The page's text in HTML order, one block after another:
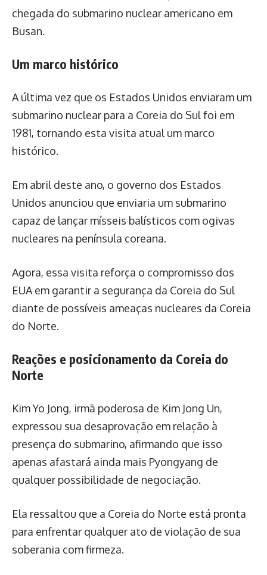
chegada do submarino nuclear americano em
Busan.
Um marco histórico
A última vez que os Estados Unidos enviaram um
submarino nuclear para a Coreia do Sul foi em
1981, tornando esta visita atual um marco
histórico.
Em abril deste ano, o governo dos Estados
Unidos anunciou que enviaria um submarino
capaz de lançar mísseis balísticos com ogivas
nucleares na península coreana.
Agora, essa visita reforça o compromisso dos
EUA em garantir a segurança da Coreia do Sul
diante de possíveis ameaças nucleares da Coreia
do Norte.
Reações e posicionamento da Coreia do
Norte
Kim Yo Jong, irmã poderosa de Kim Jong Un,
expressou sua desaprovação em relação à
presença do submarino, afirmando que isso
apenas afastará ainda mais Pyongyang de
qualquer possibilidade de negociação.
Ela ressaltou que a Coreia do Norte está pronta
para enfrentar qualquer ato de violação de sua
soberania com firmeza.